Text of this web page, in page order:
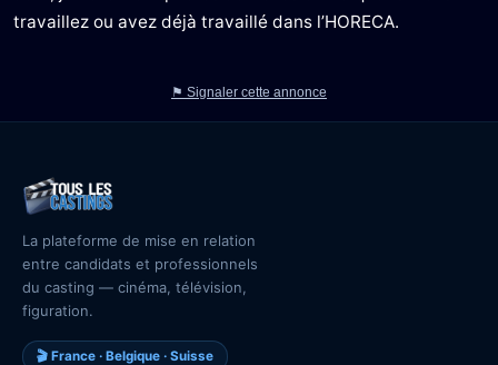
travaillez ou avez déjà travaillé dans l’HORECA.
⚑ Signaler cette annonce
La plateforme de mise en relation
entre candidats et professionnels
du casting — cinéma, télévision,
figuration.
🎬 France · Belgique · Suisse